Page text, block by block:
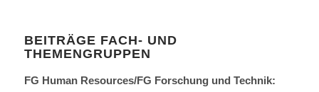
BEITRÄGE FACH- UND
THEMENGRUPPEN
FG Human Resources/FG Forschung und Technik: